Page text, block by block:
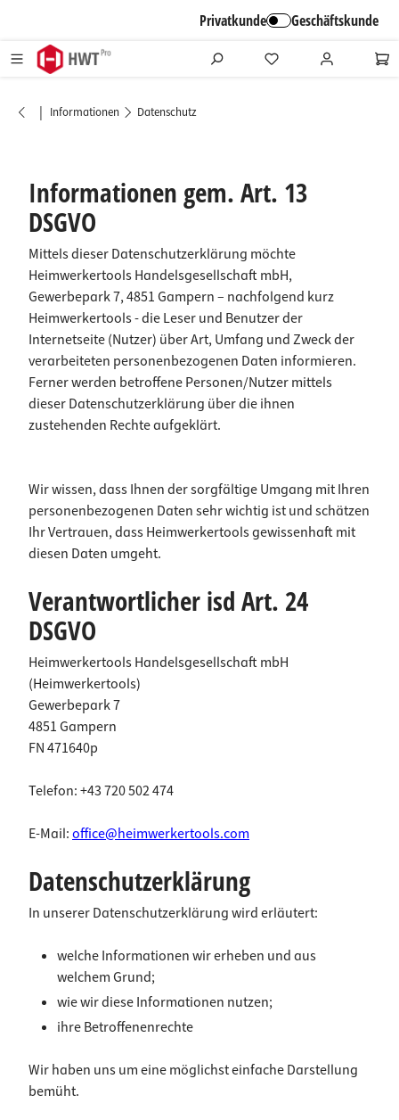
Privatkunde Geschäftskunde
| Informationen Datenschutz
Informationen gem. Art. 13
DSGVO
Mittels dieser Datenschutzerklärung möchte
Heimwerkertools Handelsgesellschaft mbH,
Gewerbepark 7, 4851 Gampern – nachfolgend kurz
Heimwerkertools - die Leser und Benutzer der
Internetseite (Nutzer) über Art, Umfang und Zweck der
verarbeiteten personenbezogenen Daten informieren.
Ferner werden betroffene Personen/Nutzer mittels
dieser Datenschutzerklärung über die ihnen
zustehenden Rechte aufgeklärt.
Wir wissen, dass Ihnen der sorgfältige Umgang mit Ihren
personenbezogenen Daten sehr wichtig ist und schätzen
Ihr Vertrauen, dass Heimwerkertools gewissenhaft mit
diesen Daten umgeht.
Verantwortlicher isd Art. 24
DSGVO
Heimwerkertools Handelsgesellschaft mbH
(Heimwerkertools)
Gewerbepark 7
4851 Gampern
FN 471640p
Telefon: +43 720 502 474
E-Mail:office@heimwerkertools.com
Datenschutzerklärung
In unserer Datenschutzerklärung wird erläutert:
welche Informationen wir erheben und aus
welchem Grund;
wie wir diese Informationen nutzen;
ihre Betroffenenrechte
Wir haben uns um eine möglichst einfache Darstellung
bemüht.